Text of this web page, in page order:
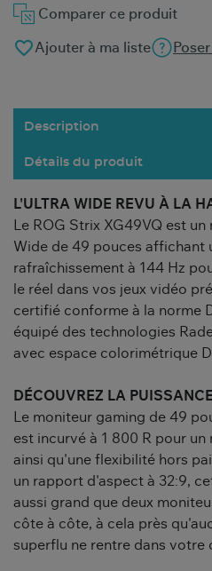
favorite_borderAjouter à ma liste
Comparer ce produit
Description
Détails du produit
L'ULTRA WIDE REVU À LA
Le ROG Strix XG49VQ est
Wide de 49 pouces affichant
rafraîchissement à 144 Hz
le réel dans vos jeux vidéo
certifié conforme à la norme
équipé des technologies
avec espace colorimétrique
DÉCOUVREZ LA
Le moniteur gaming de 49
est incurvé à 1 800 R pour
ainsi qu'une flexibilité hors
un rapport d'aspect à 32:9,
aussi grand que deux
côte à côte, à cela près
superflu ne rentre dans votre